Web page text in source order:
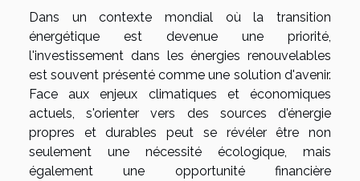
Dans un contexte mondial où la transition
énergétique est devenue une priorité,
l'investissement dans les énergies renouvelables
est souvent présenté comme une solution d'avenir.
Face aux enjeux climatiques et économiques
actuels, s'orienter vers des sources d'énergie
propres et durables peut se révéler être non
seulement une nécessité écologique, mais
également une opportunité financière